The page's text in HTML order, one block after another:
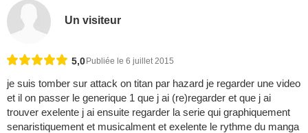
Un visiteur
5,0Publiée le 6 juillet 2015
je suis tomber sur attack on titan par hazard je regarder une video
et il on passer le generique 1 que j ai (re)regarder et que j ai
trouver exelente j ai ensuite regarder la serie qui graphiquement
senaristiquement et musicalment et exelente le rythme du manga